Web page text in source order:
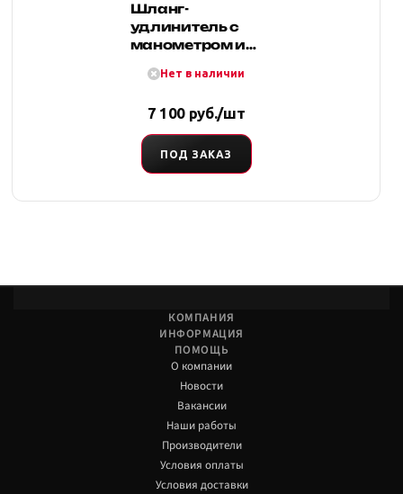
Шланг-
удлинитель с
манометром и
Нет в наличии
7 100 руб./шт
ПОД ЗАКАЗ
КОМПАНИЯ
ИНФОРМАЦИЯ
ПОМОЩЬ
О компании
Новости
Вакансии
Наши работы
Производители
Условия оплаты
Условия доставки